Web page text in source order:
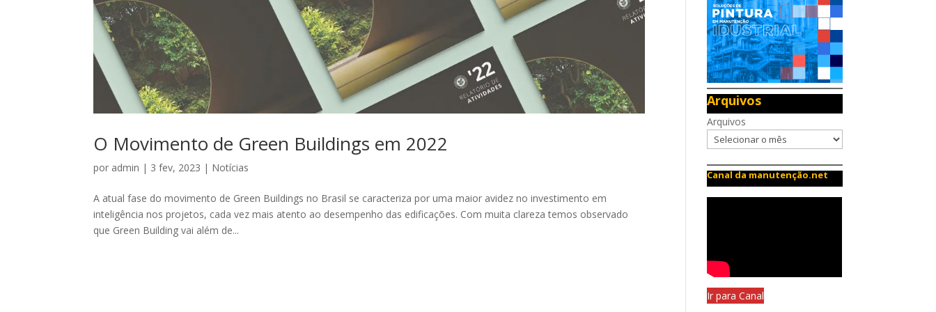
O Movimento de Green Buildings em 2022
por admin | 3 fev, 2023 | Notícias
A atual fase do movimento de Green Buildings no Brasil se caracteriza por uma maior avidez no investimento em
inteligência nos projetos, cada vez mais atento ao desempenho das edificações. Com muita clareza temos observado
que Green Building vai além de...
Arquivos
Arquivos
Canal da manutenção.net
Ir para Canal